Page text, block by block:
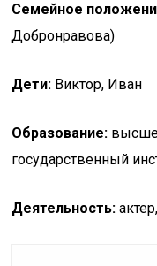
Семейное
Добронравова)
Дети: Виктор, Иван
Образование:
государственный
Деятельность: